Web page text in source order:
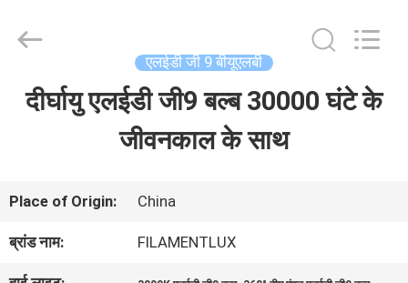
घर
हमारे
बारे
Smart
Technology
Rights
एलईडी जी 9 बीयूएलबी
दीर्घायु एलईडी जी9 बल्ब 30000 घंटे के
जीवनकाल के साथ
Place of Origin: China
ब्रांड नाम: FILAMENTLUX